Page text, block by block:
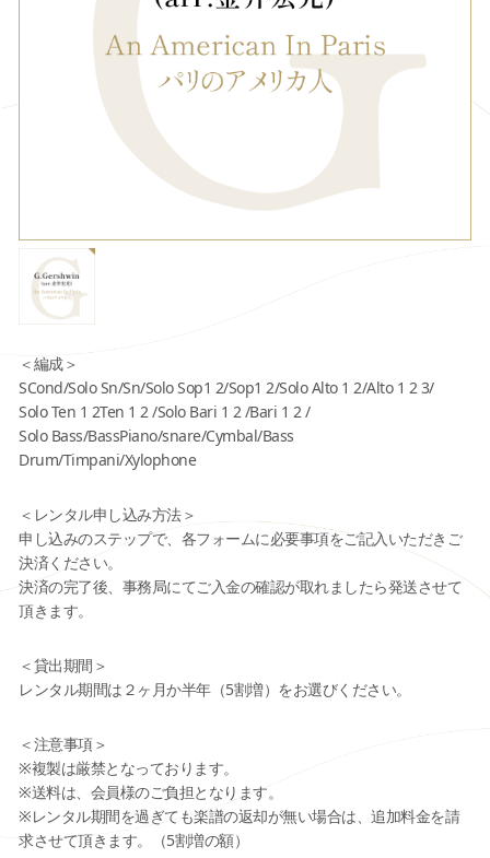
＜編成＞
SCond/Solo Sn/Sn/Solo Sop1 2/Sop1 2/Solo Alto 1 2/Alto 1 2 3/
Solo Ten 1 2Ten 1 2 /Solo Bari 1 2 /Bari 1 2 /
Solo Bass/BassPiano/snare/Cymbal/Bass
Drum/Timpani/Xylophone
＜レンタル申し込み方法＞
申し込みのステップで、各フォームに必要事項をご記入いただきご
決済ください。
決済の完了後、事務局にてご入金の確認が取れましたら発送させて
頂きます。
＜貸出期間＞
レンタル期間は２ヶ月か半年（5割増）をお選びください。
＜注意事項＞
※複製は厳禁となっております。
※送料は、会員様のご負担となります。
※レンタル期間を過ぎても楽譜の返却が無い場合は、追加料金を請
求させて頂きます。（5割増の額）